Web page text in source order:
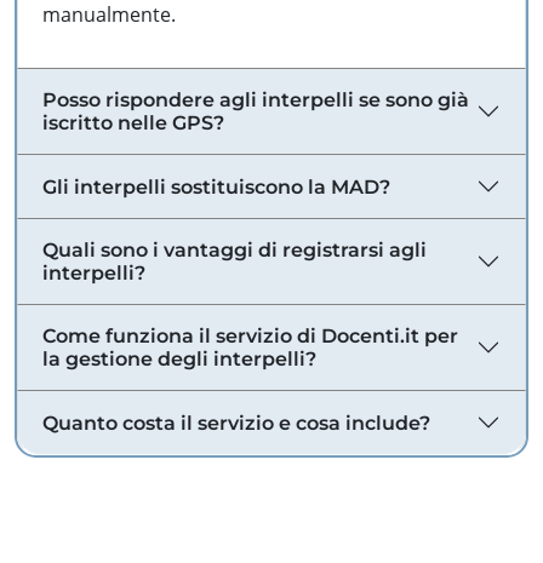
manualmente.
Posso rispondere agli interpelli se sono già
iscritto nelle GPS?
Gli interpelli sostituiscono la MAD?
Quali sono i vantaggi di registrarsi agli
interpelli?
Come funziona il servizio di Docenti.it per
la gestione degli interpelli?
Quanto costa il servizio e cosa include?